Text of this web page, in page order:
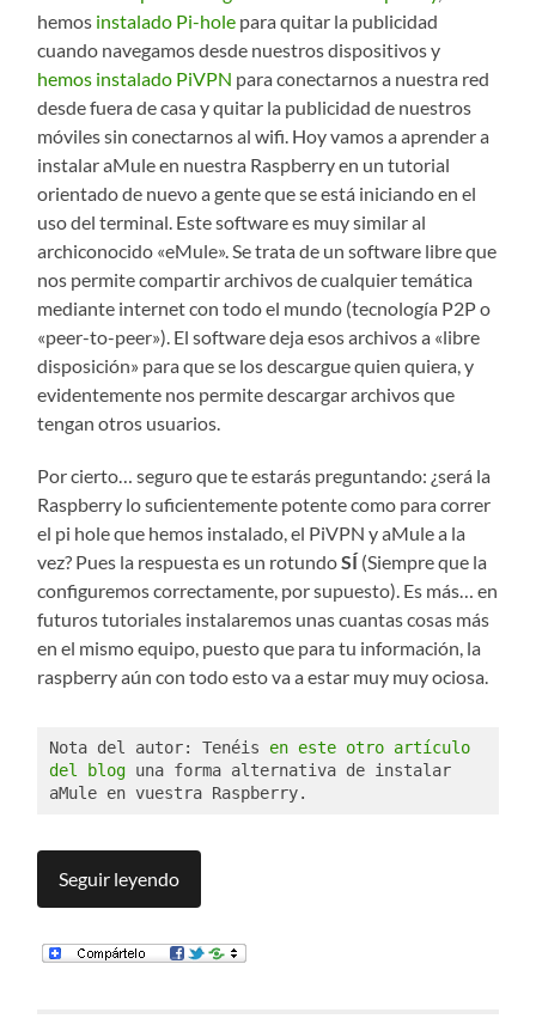
hemos instalado Pi-hole para quitar la publicidad
cuando navegamos desde nuestros dispositivos y
hemos instalado PiVPN para conectarnos a nuestra red
desde fuera de casa y quitar la publicidad de nuestros
móviles sin conectarnos al wifi. Hoy vamos a aprender a
instalar aMule en nuestra Raspberry en un tutorial
orientado de nuevo a gente que se está iniciando en el
uso del terminal. Este software es muy similar al
archiconocido «eMule». Se trata de un software libre que
nos permite compartir archivos de cualquier temática
mediante internet con todo el mundo (tecnología P2P o
«peer-to-peer»). El software deja esos archivos a «libre
disposición» para que se los descargue quien quiera, y
evidentemente nos permite descargar archivos que
tengan otros usuarios.
Por cierto… seguro que te estarás preguntando: ¿será la
Raspberry lo suficientemente potente como para correr
el pi hole que hemos instalado, el PiVPN y aMule a la
vez? Pues la respuesta es un rotundoSÍ (Siempre que la
configuremos correctamente, por supuesto). Es más… en
futuros tutoriales instalaremos unas cuantas cosas más
en el mismo equipo, puesto que para tu información, la
raspberry aún con todo esto va a estar muy muy ociosa.
Nota del autor: Tenéis en este otro artículo
del blog una forma alternativa de instalar
aMule en vuestra Raspberry.
Seguir leyendo